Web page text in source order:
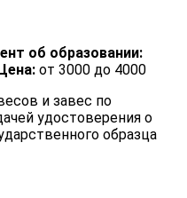
об образовании:
от 3000 до 4000
и завес по
удостоверения о
образца